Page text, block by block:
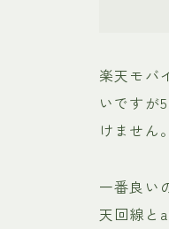
楽天モバ
いですが
けません。
一番良い
天回線と